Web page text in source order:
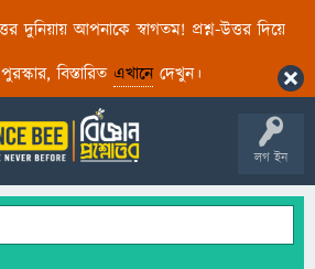
দুনিয়ায় আপনাকে স্বাগতম! প্রশ্ন-উত্তর দিয়ে
বিস্তারিত এখানেদেখুন।
লগ ইন